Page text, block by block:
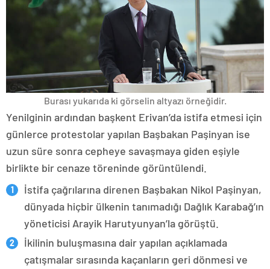
Burası yukarıda ki görselin altyazı örneğidir.
Yenilginin ardından başkent Erivan’da istifa etmesi için
günlerce protestolar yapılan Başbakan Paşinyan ise
uzun süre sonra cepheye savaşmaya giden eşiyle
birlikte bir cenaze töreninde görüntülendi.
İstifa çağrılarına direnen Başbakan Nikol Paşinyan,
dünyada hiçbir ülkenin tanımadığı Dağlık Karabağ’ın
yöneticisi Arayik Harutyunyan’la görüştü.
İkilinin buluşmasına dair yapılan açıklamada
çatışmalar sırasında kaçanların geri dönmesi ve